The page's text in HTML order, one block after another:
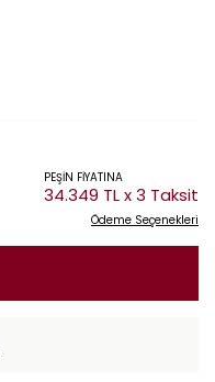
PEŞİN FİYATINA
34.349 TL x 3 Taksit
Ödeme Seçenekleri